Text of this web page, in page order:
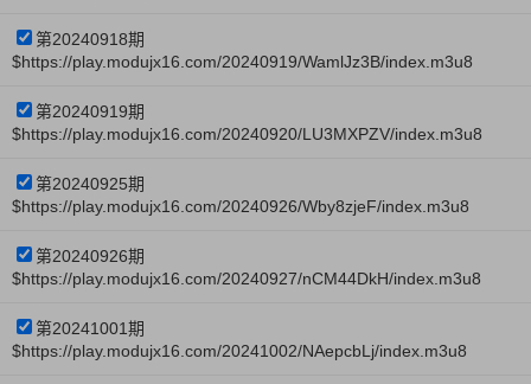
第20240918期
$https://play.modujx16.com/20240919/WamlJz3B/index.m3u8
第20240919期
$https://play.modujx16.com/20240920/LU3MXPZV/index.m3u8
第20240925期
$https://play.modujx16.com/20240926/Wby8zjeF/index.m3u8
第20240926期
$https://play.modujx16.com/20240927/nCM44DkH/index.m3u8
第20241001期
$https://play.modujx16.com/20241002/NAepcbLj/index.m3u8